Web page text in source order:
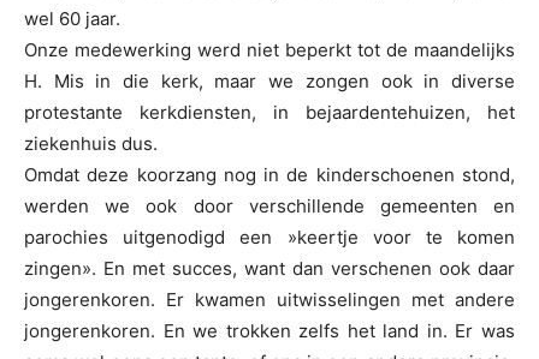
wel 60 jaar.
Onze medewerking werd niet beperkt tot de maandelijks
H. Mis in die kerk, maar we zongen ook in diverse
protestante kerkdiensten, in bejaardentehuizen, het
ziekenhuis dus.
Omdat deze koorzang nog in de kinderschoenen stond,
werden we ook door verschillende gemeenten en
parochies uitgenodigd een »keertje voor te komen
zingen». En met succes, want dan verschenen ook daar
jongerenkoren. Er kwamen uitwisselingen met andere
jongerenkoren. En we trokken zelfs het land in. Er was